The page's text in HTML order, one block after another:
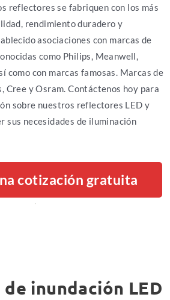
reflectores se fabriquen con los más
rendimiento duradero y
asociaciones con marcas de
como Philips, Meanwell,
como con marcas famosas. Marcas de
Cree y Osram. Contáctenos hoy para
sobre nuestros reflectores LED y
sus necesidades de iluminación
cotización gratuita
inundación LED